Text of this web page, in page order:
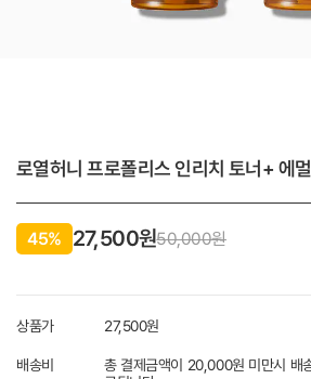
로열허니 프로폴리스 인리치 토너+ 에
45% 27,500원50,000원
상품가 27,500원
배송비
총 결제금액이 20,000원 미만시 배